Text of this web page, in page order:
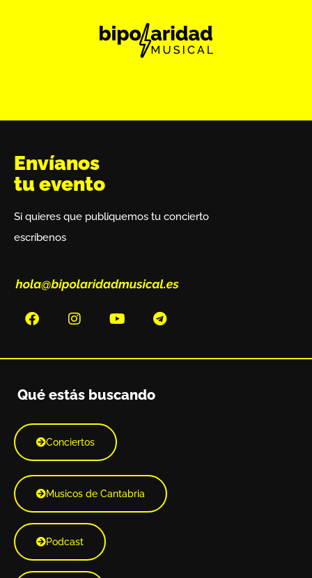
Envíanos
tu evento
Si quieres que publiquemos tu concierto
escríbenos
Qué estás buscando
Conciertos
Musicos de Cantabria
Podcast